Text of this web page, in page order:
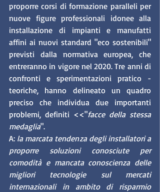
proporre corsi di formazione paralleli per
nuove figure professionali idonee alla
installazione di impianti e manufatti
affini ai nuovi standard "eco sostenibili"
previsti dalla normativa europea, che
entreranno in vigore nel 2020. Tre anni di
confronti e sperimentazioni pratico -
teoriche, hanno delineato un quadro
preciso che individua due importanti
problemi, definiti <<"facce della stessa
medaglia".
A: la marcata tendenza degli installatori a
proporre soluzioni conosciute per
comodità e mancata conoscienza delle
migliori tecnologie sul mercati
internazionali in ambito di risparmio